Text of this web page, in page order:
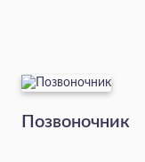
Позвоночник